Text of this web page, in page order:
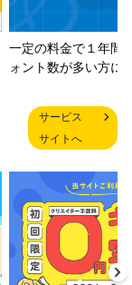
一定の料金で１年間
ォント数が多い方に
サービス
サイトへ